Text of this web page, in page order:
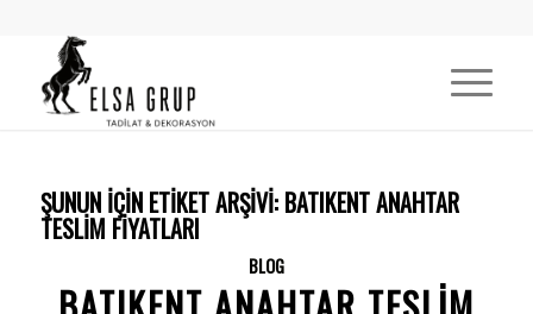
ŞUNUN IÇIN ETIKET ARŞIVI: BATIKENT ANAHTAR
TESLIM FIYATLARI
BLOG